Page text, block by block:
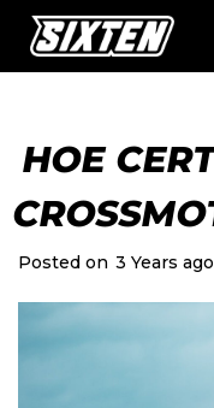
HOE
Posted on 3 Years ago